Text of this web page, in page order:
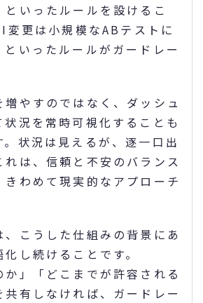
いったルールを設けるこ
変更は小規模なABテストに
いったルールがガードレー
増やすのではなく、ダッシュ
況を常時可視化することも
状況は見えるが、逐一口出
れは、信頼と不安のバランス
きわめて現実的なアプローチ
、こうした仕組みの背景にあ
し続けることです。
か」「どこまでが許容される
有しなければ、ガードレー